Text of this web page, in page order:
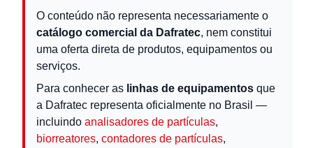
O conteúdo não representa necessariamente o
catálogo comercial da Dafratec, nem constitui
uma oferta direta de produtos, equipamentos ou
serviços.
Para conhecer as linhas de equipamentos que
a Dafratec representa oficialmente no Brasil —
incluindo analisadores de partículas,
biorreatores, contadores de partículas,